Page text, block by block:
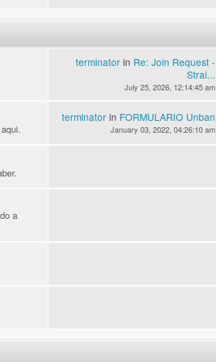
terminator in Re: Join Request -
Strai...
July 25, 2026, 12:14:45 am
terminator in FORMULARIO Unban
January 03, 2022, 04:26:10 am
a